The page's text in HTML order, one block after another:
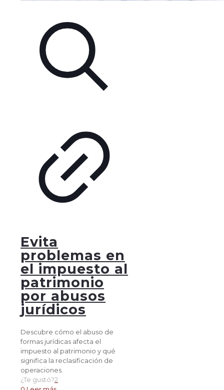
Evita
problemas en
el impuesto al
patrimonio
por abusos
jurídicos
Descubre cómo el abuso de
formas jurídicas afecta el
impuesto al patrimonio y qué
significa la reclasificación de
operaciones.
¿Te gustó?2